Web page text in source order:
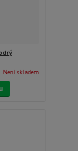
Není skladem